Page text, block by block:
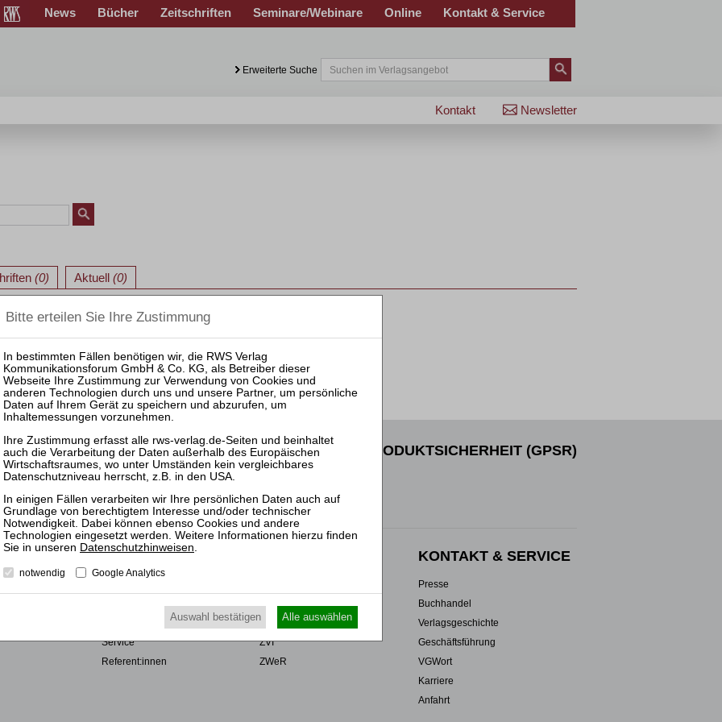
News Bücher Zeitschriften Seminare/Webinare Online Kontakt & Service
Erweiterte Suche
Newsletter
Kontakt
(0) Aktuell (0)
NUTZUNGSBESTIMMUNGEN/AGB PRODUKTSICHERHEIT (GPSR)
VERTRAG WIDERRUFEN
SEMINARE
Veranstaltungsarten
Service
Referent:innen
ZBB
ZfIR
ZVI
ZWeR
KONTAKT & SERVICE
Presse
Buchhandel
Verlagsgeschichte
Geschäftsführung
VGWort
Karriere
Anfahrt
Datenschutzhinweisen.
notwendig Google Analytics
Auswahl bestätigen Alle auswählen